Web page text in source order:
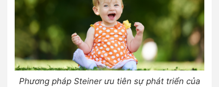
Phương pháp Steiner ưu tiên sự phát triển của